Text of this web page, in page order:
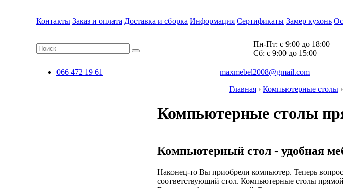
Контакты Заказ и оплата Доставка и сборка Информация Сертификаты Замер кухонь
Пн-Пт: с 9:00 до 18:00
Cб: с 9:00 до 15:00
066 472 19 61 maxmebel2008@gmail.com
Главная › Компьютерные столы ›
Компьютерные столы
Компьютерный стол - удобная
Наконец-то Вы приобрели компьютер. Теперь
соответствующий стол. Компьютерные столы